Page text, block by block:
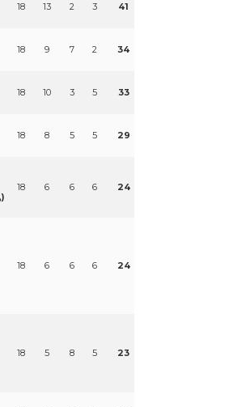
18 13 2 3 41
18 9 7 2 34
18 10 3 5 33
18 8 5 5 29
18 6 6 6 24
18 6 6 6 24
18 5 8 5 23